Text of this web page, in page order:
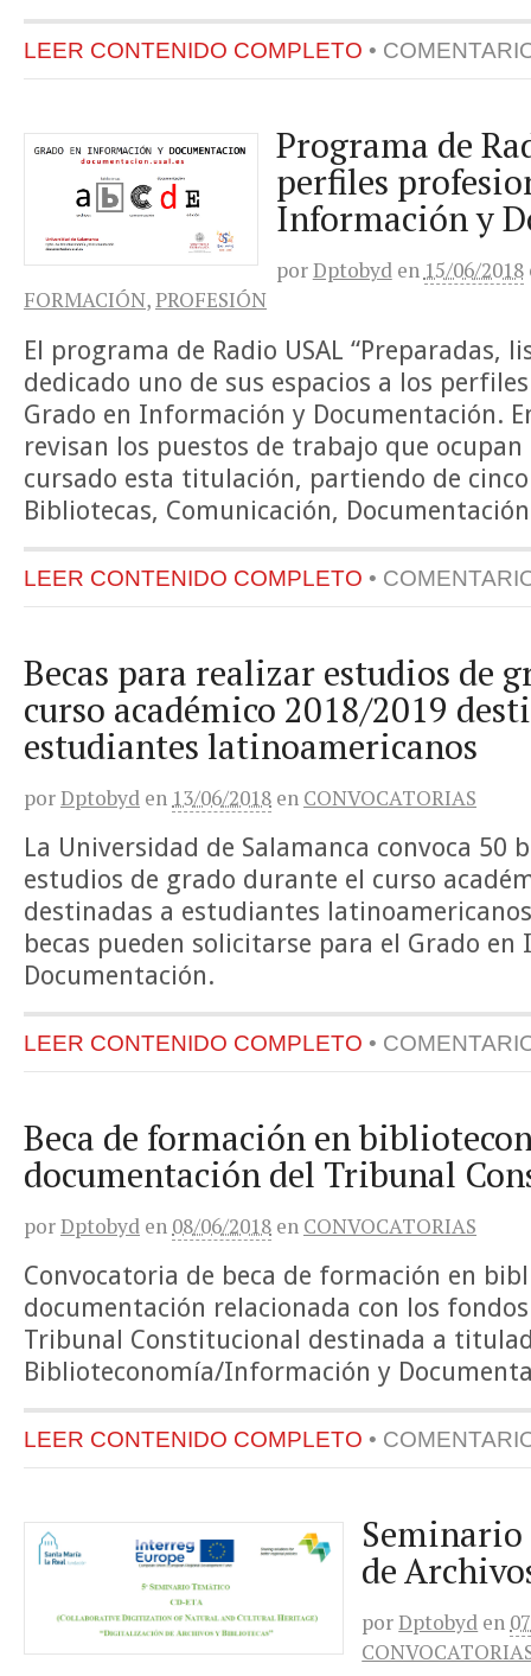
LEER CONTENIDO COMPLETO •
Programa de
perfiles
Información y
porDptobyd en 15/06/2018
FORMACIÓN,PROFESIÓN
El programa de Radio USAL “Preparadas,
dedicado uno de sus espacios a los
Grado en Información y Documentación.
revisan los puestos de trabajo que ocupan
cursado esta titulación, partiendo de
Bibliotecas, Comunicación,
LEER CONTENIDO COMPLETO •
Becas para realizar estudios de
curso académico 2018/2019
estudiantes latinoamericanos
porDptobyd en 13/06/2018 en CONVOCATORIAS
La Universidad de Salamanca convoca 50
estudios de grado durante el curso
destinadas a estudiantes
becas pueden solicitarse para el Grado
Documentación.
LEER CONTENIDO COMPLETO •
Beca de formación en
documentación del Tribunal
porDptobyd en 08/06/2018 en CONVOCATORIAS
Convocatoria de beca de formación en
documentación relacionada con los
Tribunal Constitucional destinada a
Biblioteconomía/Información y
LEER CONTENIDO COMPLETO •
de
porDptobyd en